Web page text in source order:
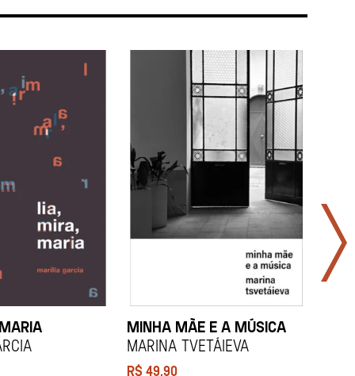
MINHA MÃE E A MÚSICA
Marina Tvetáieva
R$49,90